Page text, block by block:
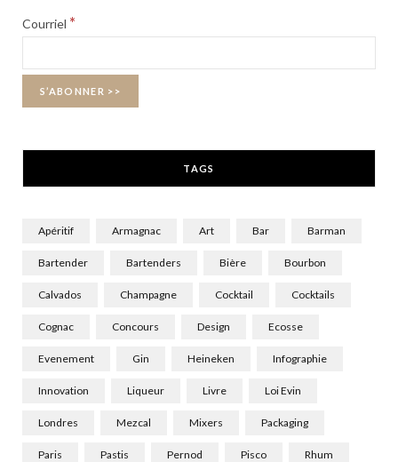
Courriel *
TAGS
Apéritif Armagnac Art Bar Barman
Bartender Bartenders Bière Bourbon
Calvados Champagne Cocktail Cocktails
Cognac Concours Design Ecosse
Evenement Gin Heineken Infographie
Innovation Liqueur Livre Loi Evin
Londres Mezcal Mixers Packaging
Paris Pastis Pernod Pisco Rhum